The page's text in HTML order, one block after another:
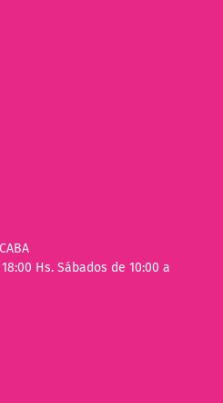
Hs. Sábados de 10:00 a